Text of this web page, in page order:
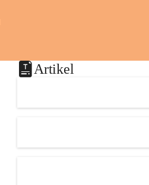
Artikel